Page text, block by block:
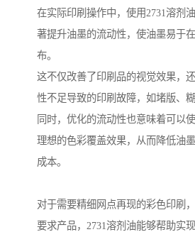
在实际印刷操作中，使用2731溶剂
著提升油墨的流动性，使油墨易于
布。
这不仅改善了印刷品的视觉效果，
性不足导致的印刷故障，如堵版、糊
同时，优化的流动性也意味着可以
理想的色彩覆盖效果，从而降低油
成本。
对于需要精细网点再现的彩色印刷
要求产品，2731溶剂油能够帮助实